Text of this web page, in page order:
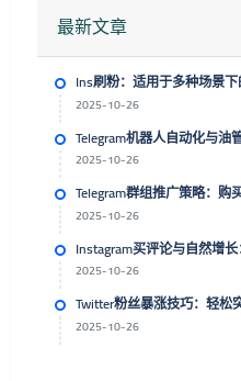
最新文章
Ins刷粉：适用于多种场景
2025-10-26
Telegram机器人自动化与油
2025-10-26
Telegram群组推广策略：
2025-10-26
Instagram买评论与自然增
2025-10-26
Twitter粉丝暴涨技巧：轻松
2025-10-26